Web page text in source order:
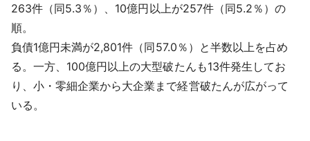
263件（同5.3％）、10億円以上が257件（同5.2％）の
順。
負債1億円未満が2,801件（同57.0％）と半数以上を占め
る。一方、100億円以上の大型破たんも13件発生してお
り、小・零細企業から大企業まで経営破たんが広がって
いる。